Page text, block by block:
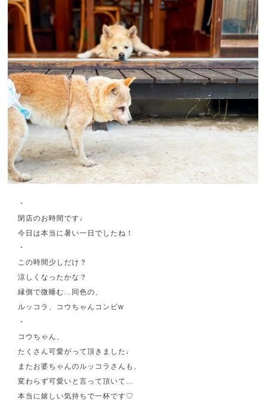
・
閉店のお時間です♩
今日は本当に暑い一日でしたね！
・
この時間少しだけ？
涼しくなったかな？
縁側で微睡む…同色の、
ルッコラ、コウちゃんコンビw
・
コウちゃん、
たくさん可愛がって頂きました♩
またお婆ちゃんのルッコラさんも、
変わらず可愛いと言って頂いて…
本当に嬉しい気持ちで一杯です♡